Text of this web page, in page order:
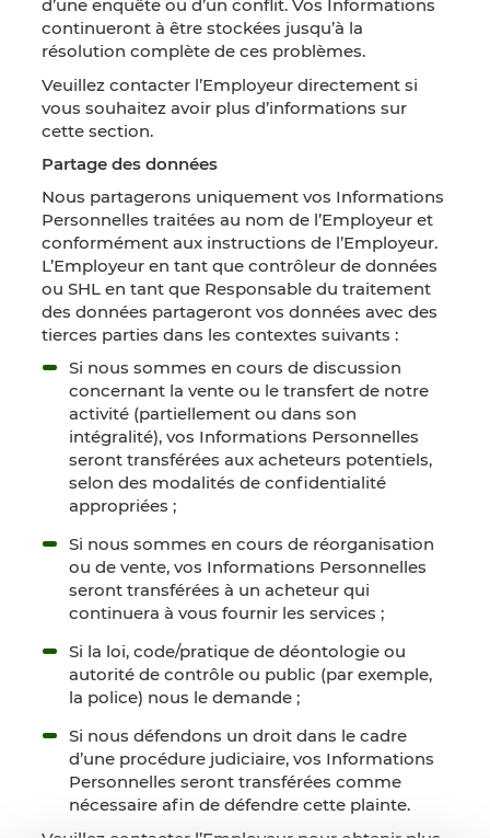
d’une enquête ou d’un conflit. Vos Informations
continueront à être stockées jusqu’à la
résolution complète de ces problèmes.
Veuillez contacter l’Employeur directement si
vous souhaitez avoir plus d’informations sur
cette section.
Partage des données
Nous partagerons uniquement vos Informations
Personnelles traitées au nom de l’Employeur et
conformément aux instructions de l’Employeur.
L’Employeur en tant que contrôleur de données
ou SHL en tant que Responsable du traitement
des données partageront vos données avec des
tierces parties dans les contextes suivants :
Si nous sommes en cours de discussion
concernant la vente ou le transfert de notre
activité (partiellement ou dans son
intégralité), vos Informations Personnelles
seront transférées aux acheteurs potentiels,
selon des modalités de confidentialité
appropriées ;
Si nous sommes en cours de réorganisation
ou de vente, vos Informations Personnelles
seront transférées à un acheteur qui
continuera à vous fournir les services ;
Si la loi, code/pratique de déontologie ou
autorité de contrôle ou public (par exemple,
la police) nous le demande ;
Si nous défendons un droit dans le cadre
d’une procédure judiciaire, vos Informations
Personnelles seront transférées comme
nécessaire afin de défendre cette plainte.